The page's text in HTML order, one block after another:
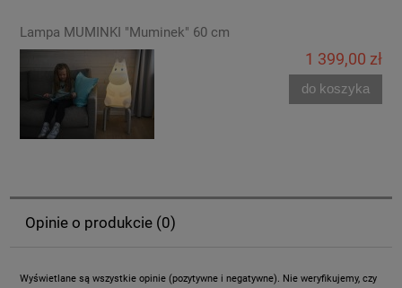
Lampa MUMINKI "Muminek" 60 cm
1 399,00 zł
do koszyka
Opinie o produkcie (0)
Wyświetlane są wszystkie opinie (pozytywne i negatywne). Nie weryfikujemy, czy